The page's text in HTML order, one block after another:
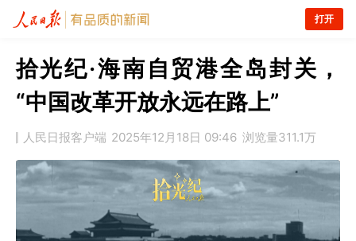
打开
拾光纪·海南自贸港全岛封关，
“中国改革开放永远在路上”
人民日报客户端 2025年12月18日 09:46 浏览量311.1万